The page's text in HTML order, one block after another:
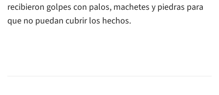
recibieron golpes con palos, machetes y piedras para
que no puedan cubrir los hechos.